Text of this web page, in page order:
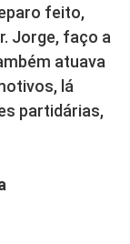
feito,
Jorge, faço a
atuava
lá
partidárias,